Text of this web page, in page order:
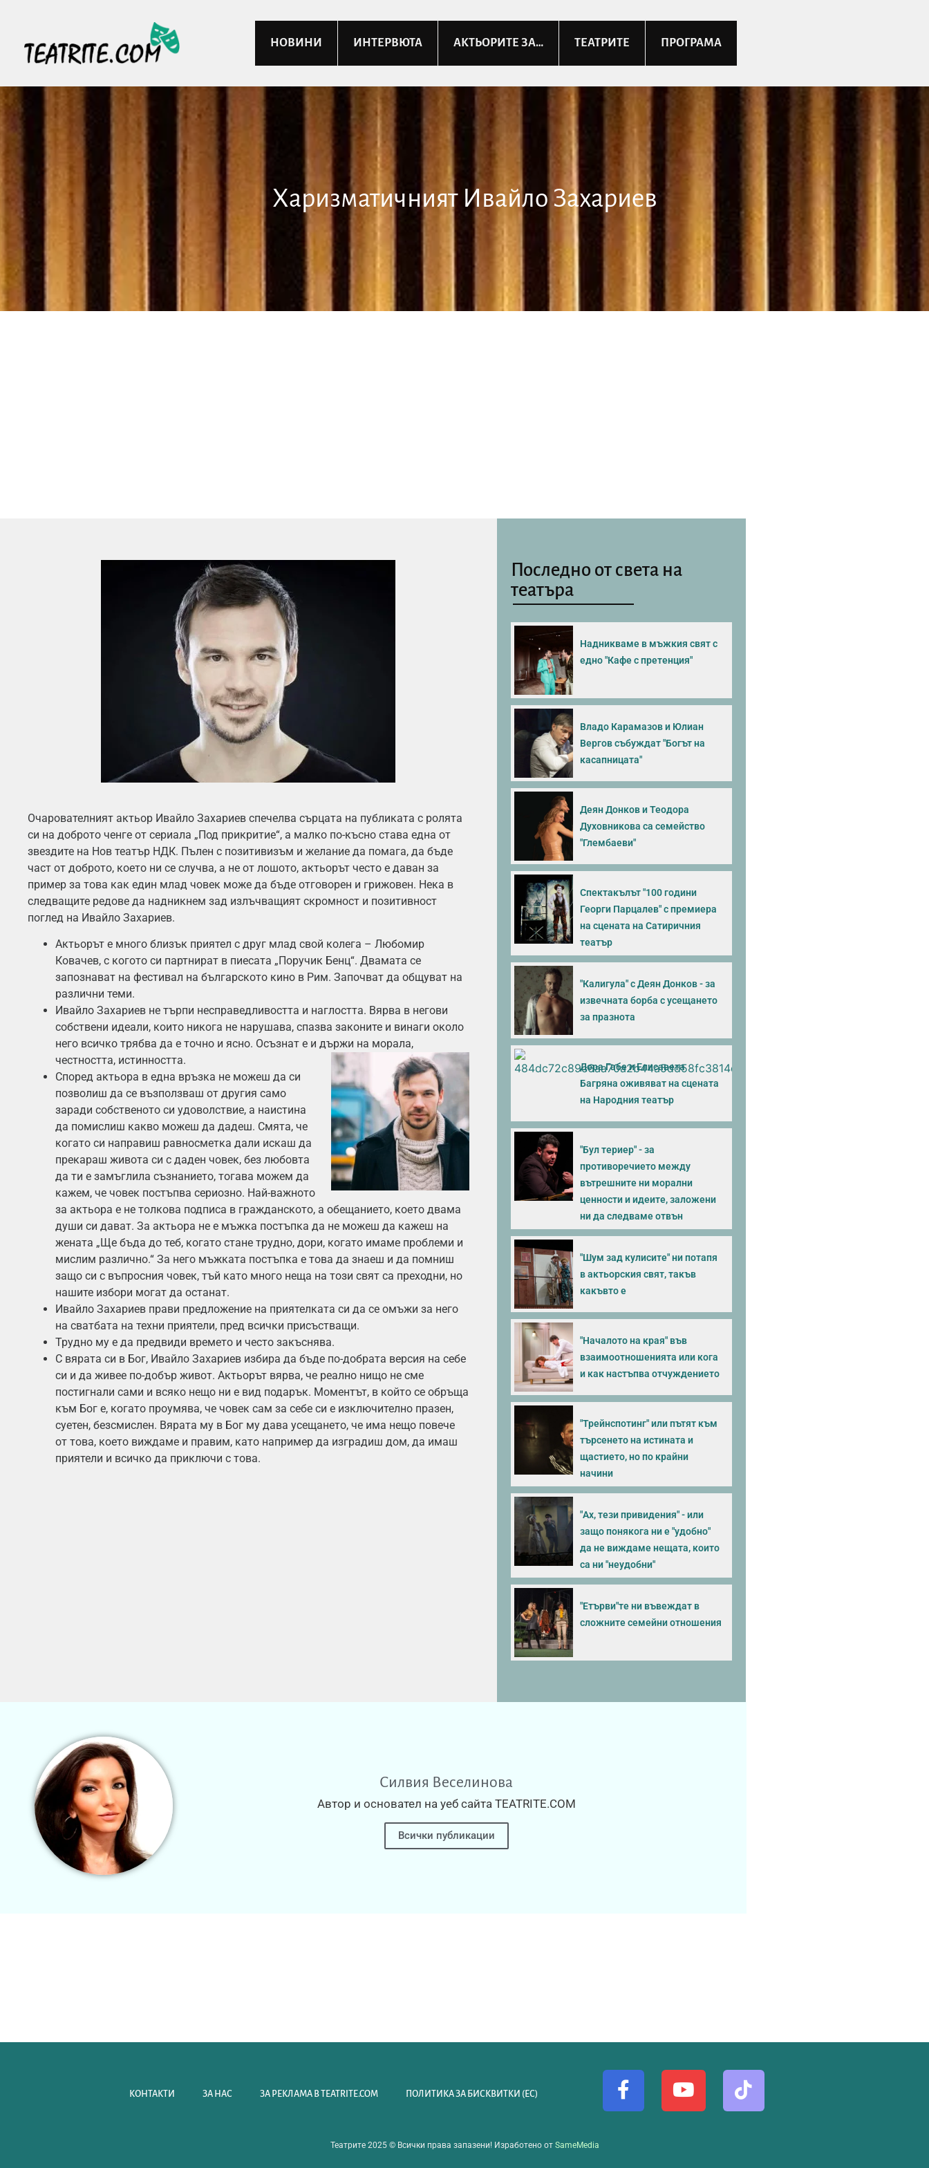
НОВИНИ ИНТЕРВЮТА АКТЬОРИТЕ ЗА… ТЕАТРИТЕ ПРОГРАМА
Харизматичният Ивайло Захариев
Очарователният актьор Ивайло Захариев спечелва сърцата на публиката с ролята
си на доброто ченге от сериала „Под прикритие“, а малко по-късно става една от
звездите на Нов театър НДК. Пълен с позитивизъм и желание да помага, да бъде
част от доброто, което ни се случва, а не от лошото, актьорът често е даван за
пример за това как един млад човек може да бъде отговорен и грижовен. Нека в
следващите редове да надникнем зад излъчващият скромност и позитивност
поглед на Ивайло Захариев.
Актьорът е много близък приятел с друг млад свой колега – Любомир
Ковачев, с когото си партнират в пиесата „Поручик Бенц“. Двамата се
запознават на фестивал на българското кино в Рим. Започват да общуват на
различни теми.
Ивайло Захариев не търпи несправедливостта и наглостта. Вярва в негови
собствени идеали, които никога не нарушава, спазва законите и винаги около
него всичко трябва да е точно и ясно. Осъзнат е и държи на морала,
честността, истинността.
Според актьора в една връзка не можеш да си
позволиш да се възползваш от другия само
заради собственото си удоволствие, а наистина
да помислиш какво можеш да дадеш. Смята, че
когато си направиш равносметка дали искаш да
прекараш живота си с даден човек, без любовта
да ти е замъглила съзнанието, тогава можем да
кажем, че човек постъпва сериозно. Най-важното
за актьора е не толкова подписа в гражданското, а обещанието, което двама
души си дават. За актьора не е мъжка постъпка да не можеш да кажеш на
жената „Ще бъда до теб, когато стане трудно, дори, когато имаме проблеми и
мислим различно.“ За него мъжката постъпка е това да знаеш и да помниш
защо си с въпросния човек, тъй като много неща на този свят са преходни, но
нашите избори могат да останат.
Ивайло Захариев прави предложение на приятелката си да се омъжи за него
на сватбата на техни приятели, пред всички присъстващи.
Трудно му е да предвиди времето и често закъснява.
С вярата си в Бог, Ивайло Захариев избира да бъде по-добрата версия на себе
си и да живее по-добър живот. Актьорът вярва, че реално нищо не сме
постигнали сами и всяко нещо ни е вид подарък. Моментът, в който се обръща
към Бог е, когато проумява, че човек сам за себе си е изключително празен,
суетен, безсмислен. Вярата му в Бог му дава усещането, че има нещо повече
от това, което виждаме и правим, като например да изградиш дом, да имаш
приятели и всичко да приключи с това.
Последно от света на
театъра
Надникваме в мъжкия свят с
едно "Кафе с претенция"
Владо Карамазов и Юлиан
Вергов събуждат "Богът на
касапницата"
Деян Донков и Теодора
Духовникова са семейство
"Глембаеви"
Спектакълът "100 години
Георги Парцалев" с премиера
на сцената на Сатиричния
театър
"Калигула" с Деян Донков - за
извечната борба с усещането
за празнота
Дора Габе и Елисавета
Багряна оживяват на сцената
на Народния театър
"Бул териер" - за
противоречието между
вътрешните ни морални
ценности и идеите, заложени
ни да следваме отвън
"Шум зад кулисите" ни потапя
в актьорския свят, такъв
какъвто е
"Началото на края" във
взаимоотношенията или кога
и как настъпва отчуждението
"Трейнспотинг" или пътят към
търсенето на истината и
щастието, но по крайни
начини
"Ах, тези привидения" - или
защо понякога ни е "удобно"
да не виждаме нещата, които
са ни "неудобни"
"Етърви"те ни въвеждат в
сложните семейни отношения
Силвия Веселинова
Автор и основател на уеб сайта TEATRITE.COM
Всички публикации
КОНТАКТИ ЗА НАС ЗА РЕКЛАМА В TEATRITE.COM ПОЛИТИКА ЗА БИСКВИТКИ (ЕС)
Театрите 2025 © Всички права запазени! Изработено от SameMedia